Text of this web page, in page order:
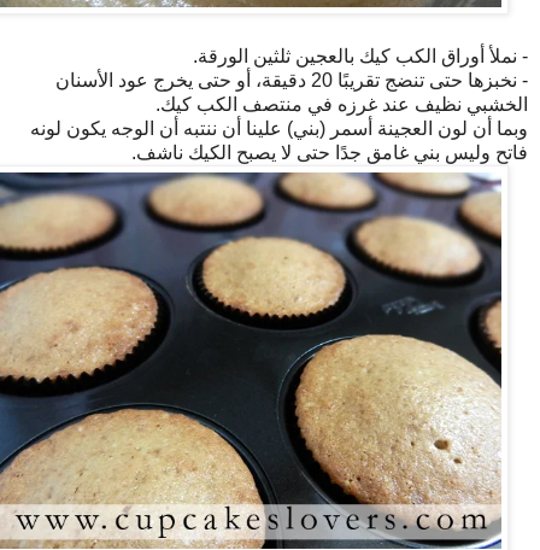
- نملأ أوراق الكب كيك بالعجين ثلثين الورقة.
- نخبزها حتى تنضج تقريبًا 20 دقيقة، أو حتى يخرج عود الأسنان
الخشبي نظيف عند غرزه في منتصف الكب كيك.
وبما أن لون العجينة أسمر (بني) علينا أن ننتبه أن الوجه يكون لونه
فاتح وليس بني غامق جدًا حتى لا يصبح الكيك ناشف.